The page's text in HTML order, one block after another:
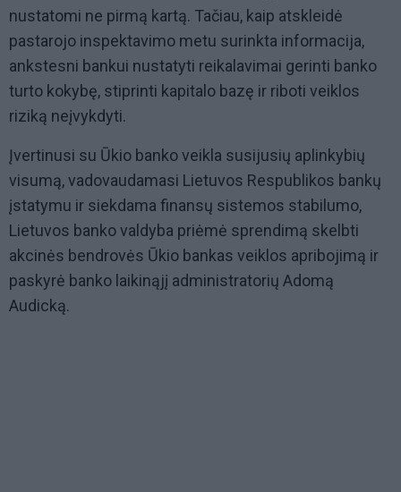
nustatomi ne pirmą kartą. Tačiau, kaip atskleidė
pastarojo inspektavimo metu surinkta informacija,
ankstesni bankui nustatyti reikalavimai gerinti banko
turto kokybę, stiprinti kapitalo bazę ir riboti veiklos
riziką neįvykdyti.
Įvertinusi su Ūkio banko veikla susijusių aplinkybių
visumą, vadovaudamasi Lietuvos Respublikos bankų
įstatymu ir siekdama finansų sistemos stabilumo,
Lietuvos banko valdyba priėmė sprendimą skelbti
akcinės bendrovės Ūkio bankas veiklos apribojimą ir
paskyrė banko laikinąjį administratorių Adomą
Audicką.